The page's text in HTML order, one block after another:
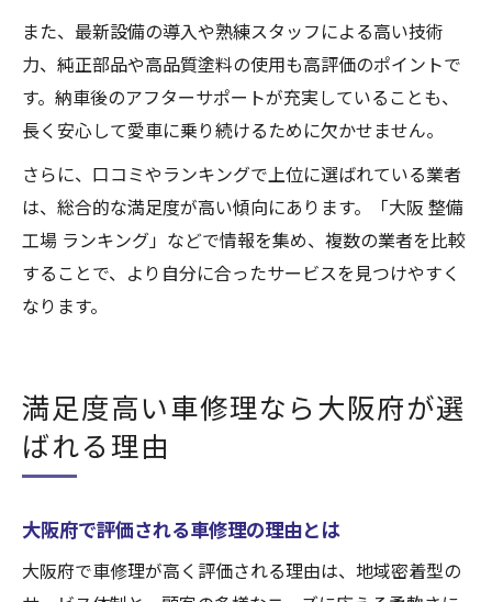
また、最新設備の導入や熟練スタッフによる高い技術
力、純正部品や高品質塗料の使用も高評価のポイントで
す。納車後のアフターサポートが充実していることも、
長く安心して愛車に乗り続けるために欠かせません。
さらに、口コミやランキングで上位に選ばれている業者
は、総合的な満足度が高い傾向にあります。「大阪 整備
工場 ランキング」などで情報を集め、複数の業者を比較
することで、より自分に合ったサービスを見つけやすく
なります。
満足度高い車修理なら大阪府が選
ばれる理由
大阪府で評価される車修理の理由とは
大阪府で車修理が高く評価される理由は、地域密着型の